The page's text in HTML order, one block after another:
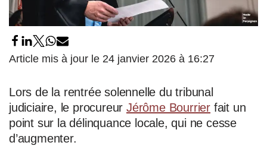
Article mis à jour le 24 janvier 2026 à 16:27
Lors de la rentrée solennelle du tribunal
judiciaire, le procureurJérôme Bourrier fait un
point sur la délinquance locale, qui ne cesse
d’augmenter.